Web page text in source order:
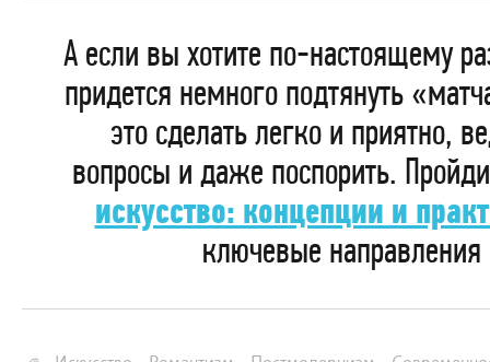
А если вы хотите по-настоящему
придется немного подтянуть
это сделать легко и приятно,
вопросы и даже поспорить.
искусство: концепции и
ключевые направления